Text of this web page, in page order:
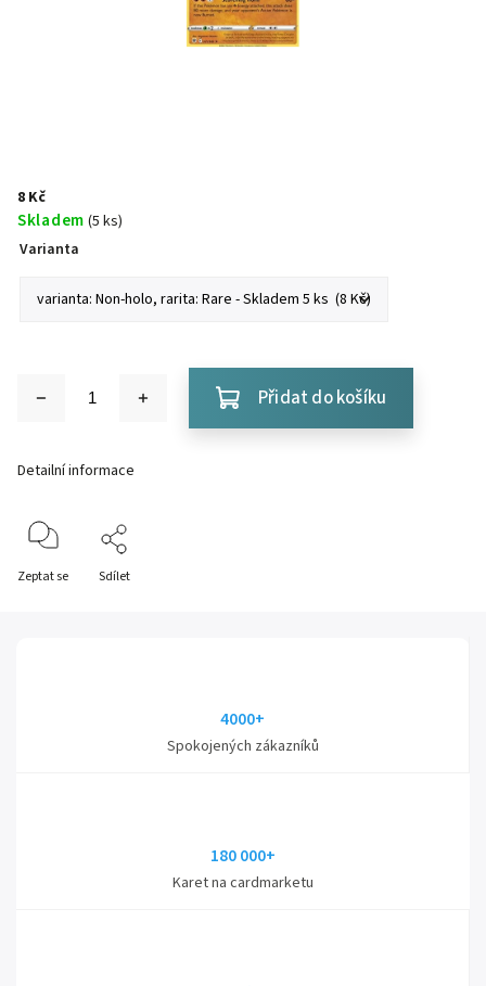
8 Kč
Skladem (5 ks)
Varianta
Přidat do košíku
Detailní informace
Zeptat se Sdílet
4000+
Spokojených zákazníků
180 000+
Karet na cardmarketu